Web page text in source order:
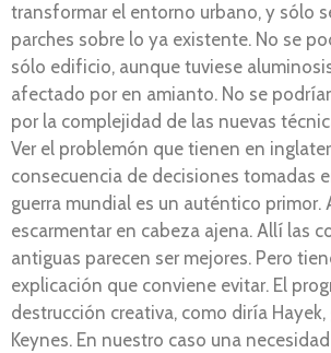
transformar el entorno urbano, y sólo
parches sobre lo ya existente. No se
sólo edificio, aunque tuviese
afectado por en amianto. No se
por la complejidad de las nuevas
Ver el problemón que tienen en
consecuencia de decisiones tomadas
guerra mundial es un auténtico primor.
escarmentar en cabeza ajena. Allí las
antiguas parecen ser mejores. Pero
explicación que conviene evitar. El
destrucción creativa, como diría
Keynes. En nuestro caso una